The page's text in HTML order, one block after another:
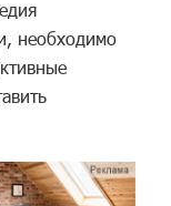
необходимо